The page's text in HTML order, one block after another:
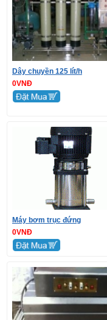
Dây chuyền 125 lít/h
0VNĐ
Máy bơm trục đứng
0VNĐ